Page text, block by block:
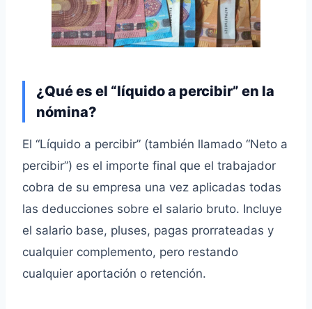
¿Qué es el “líquido a percibir” en la
nómina?
El “Líquido a percibir” (también llamado “Neto a
percibir”) es el importe final que el trabajador
cobra de su empresa una vez aplicadas todas
las deducciones sobre el salario bruto. Incluye
el salario base, pluses, pagas prorrateadas y
cualquier complemento, pero restando
cualquier aportación o retención.